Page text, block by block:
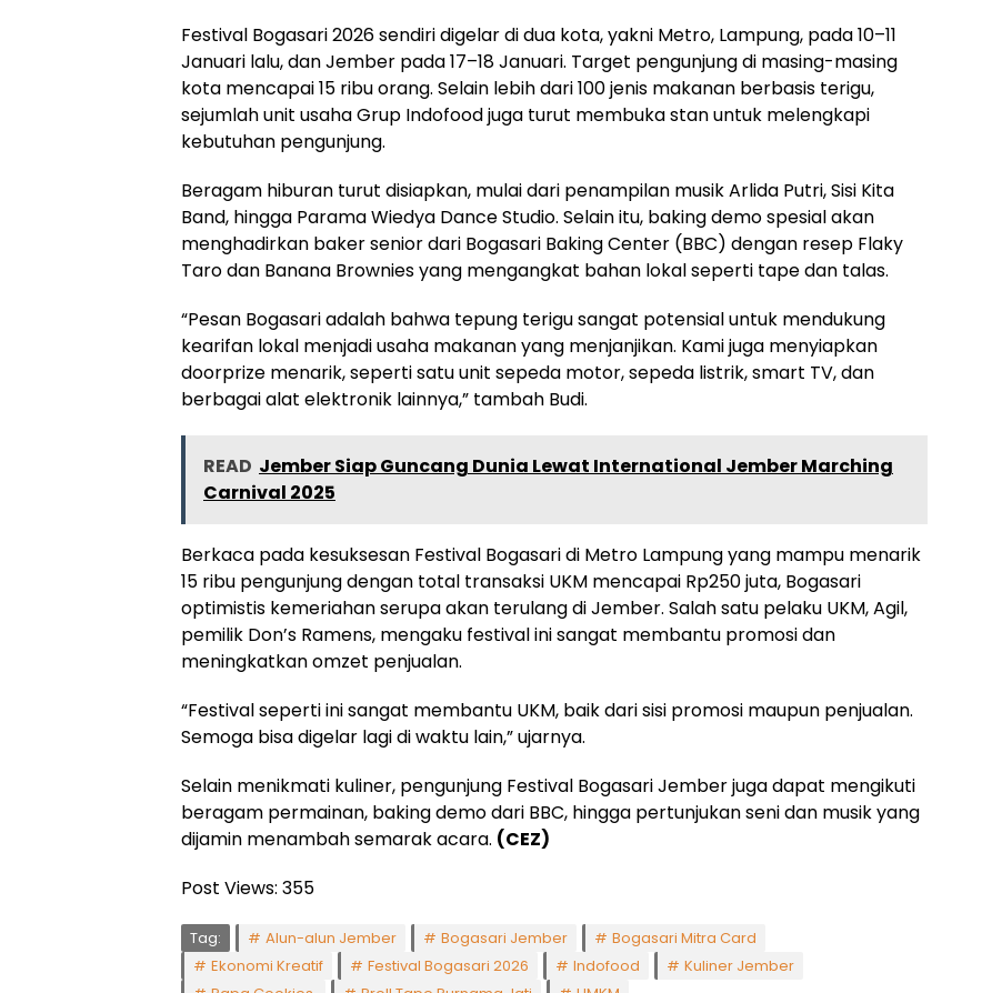
Festival Bogasari 2026 sendiri digelar di dua kota, yakni Metro, Lampung, pada 10–11
Januari lalu, dan Jember pada 17–18 Januari. Target pengunjung di masing-masing
kota mencapai 15 ribu orang. Selain lebih dari 100 jenis makanan berbasis terigu,
sejumlah unit usaha Grup Indofood juga turut membuka stan untuk melengkapi
kebutuhan pengunjung.
Beragam hiburan turut disiapkan, mulai dari penampilan musik Arlida Putri, Sisi Kita
Band, hingga Parama Wiedya Dance Studio. Selain itu, baking demo spesial akan
menghadirkan baker senior dari Bogasari Baking Center (BBC) dengan resep Flaky
Taro dan Banana Brownies yang mengangkat bahan lokal seperti tape dan talas.
“Pesan Bogasari adalah bahwa tepung terigu sangat potensial untuk mendukung
kearifan lokal menjadi usaha makanan yang menjanjikan. Kami juga menyiapkan
doorprize menarik, seperti satu unit sepeda motor, sepeda listrik, smart TV, dan
berbagai alat elektronik lainnya,” tambah Budi.
READ Jember Siap Guncang Dunia Lewat International Jember Marching
Carnival 2025
Berkaca pada kesuksesan Festival Bogasari di Metro Lampung yang mampu menarik
15 ribu pengunjung dengan total transaksi UKM mencapai Rp250 juta, Bogasari
optimistis kemeriahan serupa akan terulang di Jember. Salah satu pelaku UKM, Agil,
pemilik Don’s Ramens, mengaku festival ini sangat membantu promosi dan
meningkatkan omzet penjualan.
“Festival seperti ini sangat membantu UKM, baik dari sisi promosi maupun penjualan.
Semoga bisa digelar lagi di waktu lain,” ujarnya.
Selain menikmati kuliner, pengunjung Festival Bogasari Jember juga dapat mengikuti
beragam permainan, baking demo dari BBC, hingga pertunjukan seni dan musik yang
dijamin menambah semarak acara. (CEZ)
Post Views: 355
Tag: Alun-alun Jember Bogasari Jember
Bogasari Mitra Card
Ekonomi Kreatif
Festival Bogasari 2026 Indofood
Kuliner Jember